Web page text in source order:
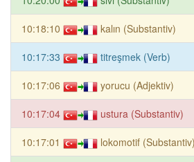
10:18:10 kalın (Substantiv)
10:17:33 titreşmek (Verb)
10:17:06 yorucu (Adjektiv)
10:17:04 ustura (Substantiv)
10:17:01 lokomotif (Substantiv)